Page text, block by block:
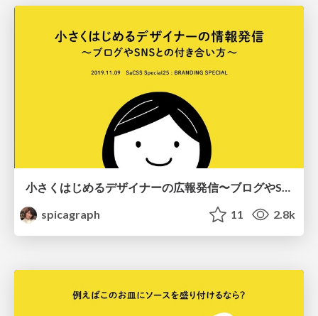
小さくはじめるデザイナーの広報発信〜ブログやSNSの付き合い方〜
spicagraph
11 2.8k